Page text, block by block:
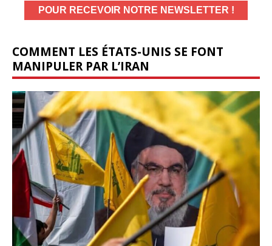
COMMENT LES ÉTATS-UNIS SE FONT
MANIPULER PAR L’IRAN